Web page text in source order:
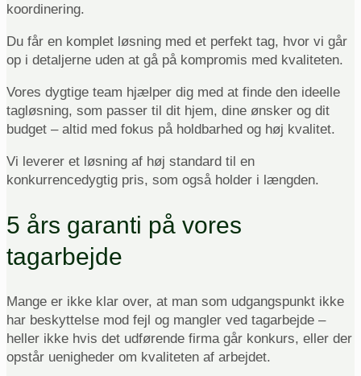
koordinering.
Du får en komplet løsning med et perfekt tag, hvor vi går
op i detaljerne uden at gå på kompromis med kvaliteten.
Vores dygtige team hjælper dig med at finde den ideelle
tagløsning, som passer til dit hjem, dine ønsker og dit
budget – altid med fokus på holdbarhed og høj kvalitet.
Vi leverer et løsning af høj standard til en
konkurrencedygtig pris, som også holder i længden.
5 års garanti på vores
tagarbejde
Mange er ikke klar over, at man som udgangspunkt ikke
har beskyttelse mod fejl og mangler ved tagarbejde –
heller ikke hvis det udførende firma går konkurs, eller der
opstår uenigheder om kvaliteten af arbejdet.